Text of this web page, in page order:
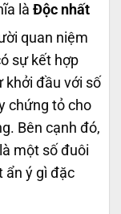
là Độc nhất
quan niệm
sự kết hợp
khởi đầu với số
chứng tỏ cho
Bên cạnh đó,
một số đuôi
ẩn ý gì đặc